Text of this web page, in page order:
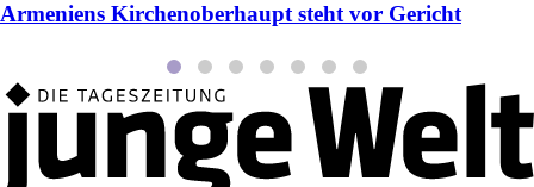
Armeniens Kirchenoberhaupt steht vor Gericht